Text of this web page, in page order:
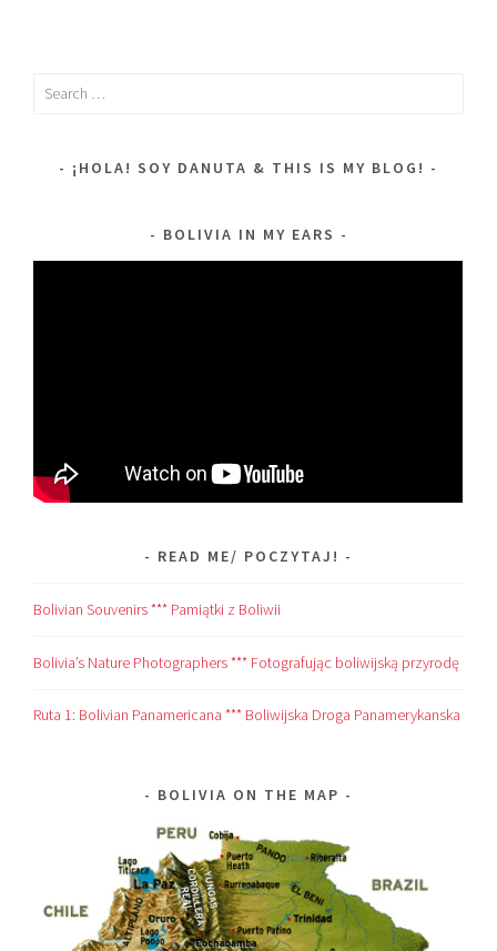
Search
¡HOLA! SOY DANUTA & THIS IS MY BLOG!
BOLIVIA IN MY EARS
READ ME/ POCZYTAJ!
Bolivian Souvenirs *** Pamiątki z Boliwii
Bolivia’s Nature Photographers *** Fotografując boliwijską przyrodę
Ruta 1: Bolivian Panamericana *** Boliwijska Droga Panamerykanska
BOLIVIA ON THE MAP